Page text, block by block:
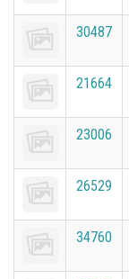
30487
21664
23006
26529
34760